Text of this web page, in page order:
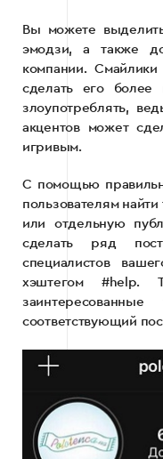
Вы можете
эмодзи, а также
компании. Смайлики
сделать его более
злоупотреблять,
акцентов может
игривым.
С помощью
пользователям
или отдельную
сделать ряд
специалистов
хэштегом #help.
соответствующий